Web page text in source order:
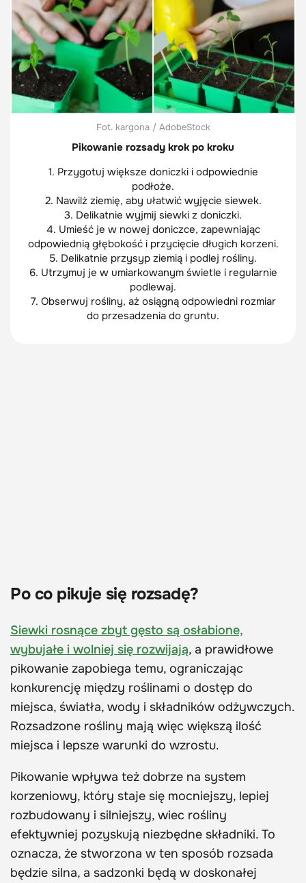
Fot. kargona / AdobeStock
Pikowanie rozsady krok po kroku
1. Przygotuj większe doniczki i odpowiednie
podłoże.
2. Nawilż ziemię, aby ułatwić wyjęcie siewek.
3. Delikatnie wyjmij siewki z doniczki.
4. Umieść je w nowej doniczce, zapewniając
odpowiednią głębokość i przycięcie długich korzeni.
5. Delikatnie przysyp ziemią i podlej rośliny.
6. Utrzymuj je w umiarkowanym świetle i regularnie
podlewaj.
7. Obserwuj rośliny, aż osiągną odpowiedni rozmiar
do przesadzenia do gruntu.
Po co pikuje się rozsadę?
Siewki rosnące zbyt gęsto są osłabione,
wybujałe i wolniej się rozwijają, a prawidłowe
pikowanie zapobiega temu, ograniczając
konkurencję między roślinami o dostęp do
miejsca, światła, wody i składników odżywczych.
Rozsadzone rośliny mają więc większą ilość
miejsca i lepsze warunki do wzrostu.
Pikowanie wpływa też dobrze na system
korzeniowy, który staje się mocniejszy, lepiej
rozbudowany i silniejszy, wiec rośliny
efektywniej pozyskują niezbędne składniki. To
oznacza, że stworzona w ten sposób rozsada
będzie silna, a sadzonki będą w doskonałej